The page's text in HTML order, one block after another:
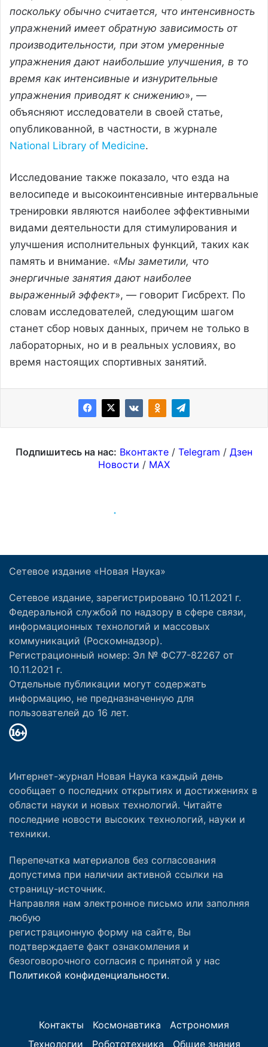
Сетевое издание «Новая Наука»
Сетевое издание, зарегистрировано 10.11.2021 г.
Федеральной службой по надзору в сфере связи,
информационных технологий и массовых
коммуникаций (Роскомнадзор).
Регистрационный номер: Эл № ФС77-82267 от
10.11.2021 г.
Отдельные публикации могут содержать
информацию, не предназначенную для
пользователей до 16 лет.
Интернет-журнал Новая Наука каждый день
сообщает о последних открытиях и достижениях в
области науки и новых технологий. Читайте
последние новости высоких технологий, науки и
техники.
Перепечатка материалов без согласования
допустима при наличии активной ссылки на
страницу-источник.
Направляя нам электронное письмо или заполняя
любую
регистрационную форму на сайте, Вы
подтверждаете факт ознакомления и
безоговорочного согласия с принятой у нас
Политикой конфиденциальности.
Контакты Космонавтика
Астрономия
Технологии
Робототехника Общие знания